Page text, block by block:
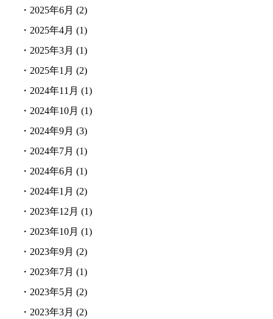
・ 2025年6月 (2)
・ 2025年4月 (1)
・ 2025年3月 (1)
・ 2025年1月 (2)
・ 2024年11月 (1)
・ 2024年10月 (1)
・ 2024年9月 (3)
・ 2024年7月 (1)
・ 2024年6月 (1)
・ 2024年1月 (2)
・ 2023年12月 (1)
・ 2023年10月 (1)
・ 2023年9月 (2)
・ 2023年7月 (1)
・ 2023年5月 (2)
・ 2023年3月 (2)